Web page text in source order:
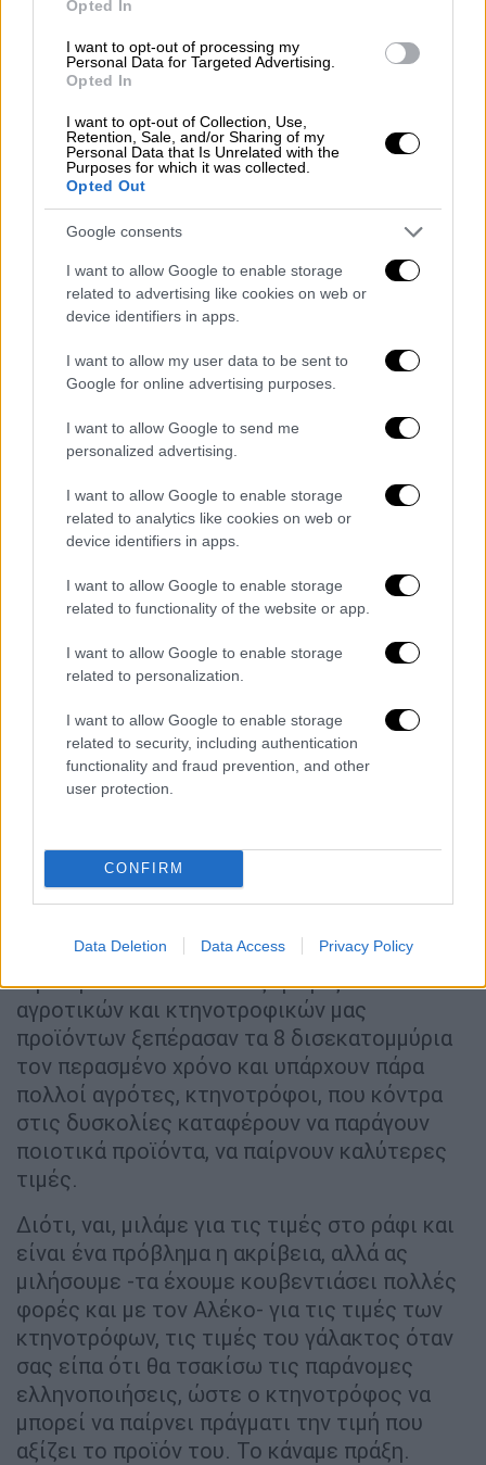
Opted In
I want to opt-out of processing my
Personal Data for Targeted Advertising.
Opted In
I want to opt-out of Collection, Use,
Retention, Sale, and/or Sharing of my
Personal Data that Is Unrelated with the
Purposes for which it was collected.
Opted Out
Google consents
I want to allow Google to enable storage
related to advertising like cookies on web or
device identifiers in apps.
I want to allow my user data to be sent to
Google for online advertising purposes.
I want to allow Google to send me
personalized advertising.
I want to allow Google to enable storage
related to analytics like cookies on web or
device identifiers in apps.
I want to allow Google to enable storage
related to functionality of the website or app.
I want to allow Google to enable storage
related to personalization.
I want to allow Google to enable storage
related to security, including authentication
functionality and fraud prevention, and other
user protection.
CONFIRM
Data Deletion Data Access Privacy Policy
Ιούνιο και τον Μάιο του 2019, στην
προεκλογική περίοδο την προηγούμενη, σας
είχα πει ότι είχα μια κεντρική δέσμευση: να
μειώσω φόρους και εισφορές. Την
υλοποίησα.
Τώρα η κεντρική μου δέσμευση απέναντί σας
είναι ότι θα αυξήσω τους μισθούς και τις
συντάξεις για κάθε Ελληνίδα και για κάθε
μισθούς μέχρι 25%. Τον κατώτατο μισθό θα
τον πάμε στα 950 ευρώ, το μέσο μισθό στα
Και βέβαια, για τους συνταξιούχους μας,
«σφαγής» Κατρούγκαλου, εσείς ξέρετε πολύ
καλά ότι για πρώτη φορά είδαν αυξήσεις
στις συντάξεις μετά από 12 χρόνια, αλλά
ξέρετε επίσης ότι εμείς ήμασταν αυτοί που
είπαμε ότι και την αδικία με την προσωπική
διαφορά θα έρθουμε να τη διορθώσουμε. Και
θα εξακολουθούμε να στηρίζουμε τους
συνταξιούχους, εκείνους που δεν είδαν
αύξηση, έως ότου η προσωπική διαφορά
Αλλά για να γίνουν όλα αυτά -επαναλαμβάνω,
φίλες και φίλοι- πρέπει η χώρα να συνεχίσει
να αναπτύσσεται πολύ πιο γρήγορα από την
γίνει πολύ σημαντικά αναπτυξιακά βήματα.
Είναι μια Περιφέρεια, η οποία έχει τη
δυνατότητα διακριθεί σε πολλούς τομείς.
Στον πρωτογενή μας τομέα, οι εξαγωγές μας
-κρατήστε το αυτό- οι εξαγωγές των
αγροτικών και κτηνοτροφικών μας
προϊόντων ξεπέρασαν τα 8 δισεκατομμύρια
τον περασμένο χρόνο και υπάρχουν πάρα
πολλοί αγρότες, κτηνοτρόφοι, που κόντρα
στις δυσκολίες καταφέρουν να παράγουν
ποιοτικά προϊόντα, να παίρνουν καλύτερες
τιμές.
Διότι, ναι, μιλάμε για τις τιμές στο ράφι και
είναι ένα πρόβλημα η ακρίβεια, αλλά ας
μιλήσουμε -τα έχουμε κουβεντιάσει πολλές
φορές και με τον Αλέκο- για τις τιμές των
κτηνοτρόφων, τις τιμές του γάλακτος όταν
σας είπα ότι θα τσακίσω τις παράνομες
ελληνοποιήσεις, ώστε ο κτηνοτρόφος να
μπορεί να παίρνει πράγματι την τιμή που
αξίζει το προϊόν του. Το κάναμε πράξη.